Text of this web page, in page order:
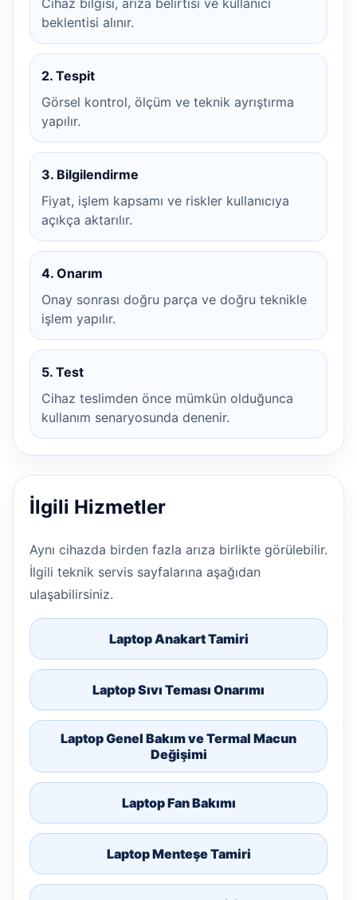
Cihaz bilgisi, arıza belirtisi ve kullanıcı
beklentisi alınır.
2. Tespit
Görsel kontrol, ölçüm ve teknik ayrıştırma
yapılır.
3. Bilgilendirme
Fiyat, işlem kapsamı ve riskler kullanıcıya
açıkça aktarılır.
4. Onarım
Onay sonrası doğru parça ve doğru teknikle
işlem yapılır.
5. Test
Cihaz teslimden önce mümkün olduğunca
kullanım senaryosunda denenir.
İlgili Hizmetler
Aynı cihazda birden fazla arıza birlikte görülebilir.
İlgili teknik servis sayfalarına aşağıdan
ulaşabilirsiniz.
Laptop Anakart Tamiri
Laptop Sıvı Teması Onarımı
Laptop Genel Bakım ve Termal Macun
Değişimi
Laptop Fan Bakımı
Laptop Menteşe Tamiri